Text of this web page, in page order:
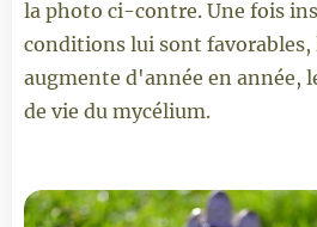
la photo ci-contre. Une fois
conditions lui sont
augmente d'année en année,
de vie du mycélium.